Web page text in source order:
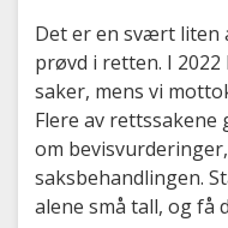
Det er en svært liten
prøvd i retten. I 2022
saker, mens vi
Flere av
om
saksbehandlingen.
alene små tall, og få